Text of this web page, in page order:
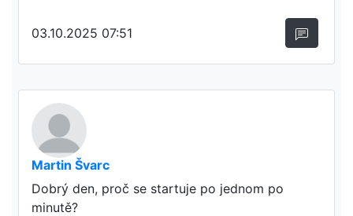
03.10.2025 07:51
Martin Švarc
Dobrý den, proč se startuje po jednom po
minutě?